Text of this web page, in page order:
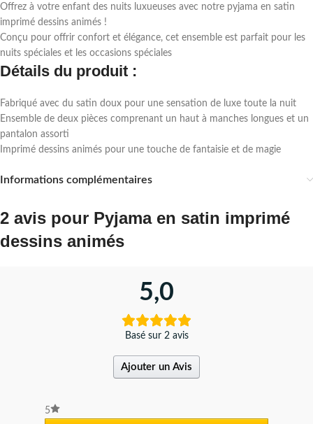
Offrez à votre enfant des nuits luxueuses avec notre pyjama en satin
imprimé dessins animés !
Conçu pour offrir confort et élégance, cet ensemble est parfait pour les
nuits spéciales et les occasions spéciales
Détails du produit :
Fabriqué avec du satin doux pour une sensation de luxe toute la nuit
Ensemble de deux pièces comprenant un haut à manches longues et un
pantalon assorti
Imprimé dessins animés pour une touche de fantaisie et de magie
Informations complémentaires
2 avis pour Pyjama en satin imprimé
dessins animés
5,0
Basé sur 2 avis
Ajouter un Avis
5